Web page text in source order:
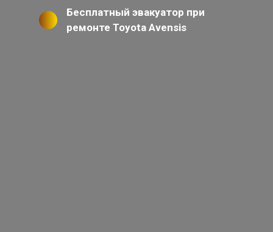
Бесплатный эвакуатор при
ремонте Toyota Avensis